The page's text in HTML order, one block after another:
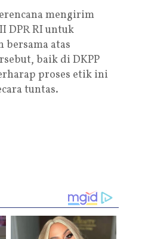
mengirim
DPR RI untuk
bersama atas
baik di DKPP
proses etik ini
tuntas.